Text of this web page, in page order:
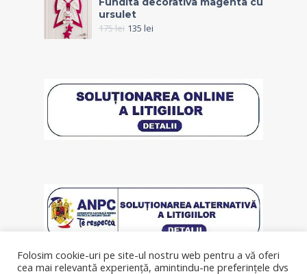
ursulet
175lei 135 lei
Folosim cookie-uri pe site-ul nostru web pentru a vă oferi
cea mai relevantă experiență, amintindu-ne preferințele dvs